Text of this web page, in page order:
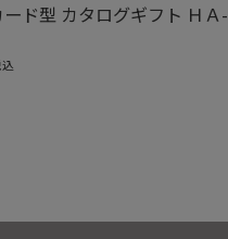
ド型 カタログギフト ＨＡ-